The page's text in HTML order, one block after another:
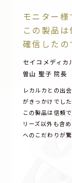
モニター様
この製品
確信したの
セイコメディカ
曽山 聖子 院長
レカルカとの出
がきっかけでし
この製品は信頼
リーズ以外も含
へのこだわりが